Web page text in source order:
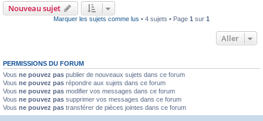
Nouveau sujet
Marquer les sujets comme lus • 4 sujets • Page 1 sur 1
Aller
PERMISSIONS DU FORUM
Vous ne pouvez pas publier de nouveaux sujets dans ce forum
Vous ne pouvez pas répondre aux sujets dans ce forum
Vous ne pouvez pas modifier vos messages dans ce forum
Vous ne pouvez pas supprimer vos messages dans ce forum
Vous ne pouvez pas transférer de pièces jointes dans ce forum